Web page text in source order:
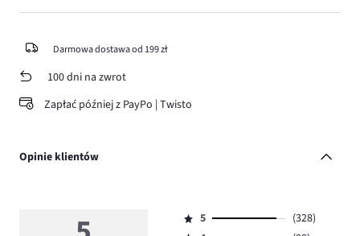
Darmowa dostawa od 199 zł
100 dni na zwrot
Zapłać później z PayPo | Twisto
Opinie klientów
Ocena
5
(328)